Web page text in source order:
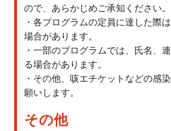
ので、あらかじめご承知ください。
・各プログラムの定員に達した際
場合があります。
・一部のプログラムでは、氏名、
る場合があります。
・その他、咳エチケットなどの感
願いします。
その他